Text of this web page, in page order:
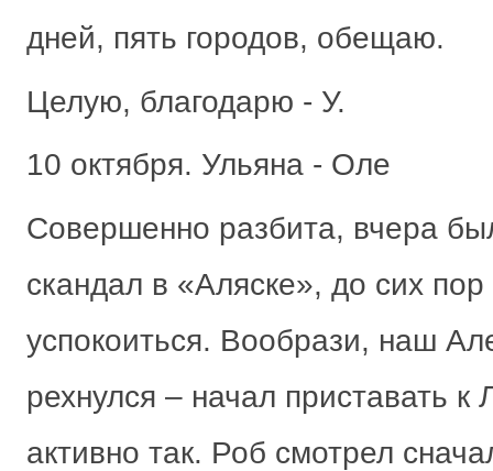
дней, пять городов, обещаю.
Целую, благодарю - У.
10 октября. Ульяна - Оле
Совершенно разбита, вчера
скандал в «Аляске», до сих пор
успокоиться. Вообрази, наш
рехнулся – начал приставать к
активно так. Роб смотрел